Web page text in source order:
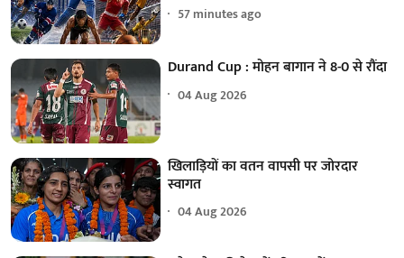
57 minutes ago
Durand Cup : मोहन बागान ने 8-0 से रौंदा
04 Aug 2026
खिलाड़ियों का वतन वापसी पर जोरदार
स्वागत
04 Aug 2026